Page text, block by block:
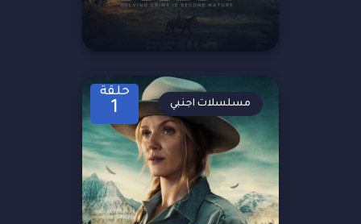
حلقة
1 مسلسلات اجنبي